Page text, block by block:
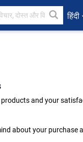
हिंदी
and your
about your purchase